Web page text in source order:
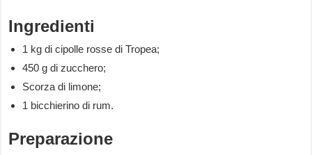
Ingredienti
1 kg di cipolle rosse di Tropea;
450 g di zucchero;
Scorza di limone;
1 bicchierino di rum.
Preparazione